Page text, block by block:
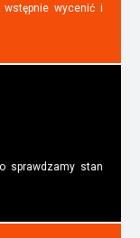
wycenić i
sprawdzamy stan